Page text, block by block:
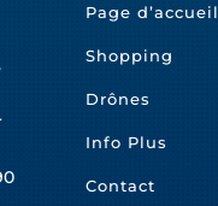
Page d’accueil
Shopping
Drônes
Info Plus
Contact